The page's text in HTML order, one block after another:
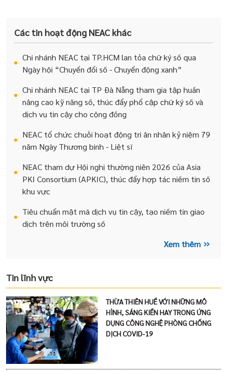
Các tin hoạt động NEAC khác
Chi nhánh NEAC tại TP.HCM lan tỏa chữ ký số qua
Ngày hội “Chuyển đổi số - Chuyển động xanh”
Chi nhánh NEAC tại TP Đà Nẵng tham gia tập huấn
nâng cao kỹ năng số, thúc đẩy phổ cập chữ ký số và
dịch vụ tin cậy cho cộng đồng
NEAC tổ chức chuỗi hoạt động tri ân nhân kỷ niệm 79
năm Ngày Thương binh - Liệt sĩ
NEAC tham dự Hội nghị thường niên 2026 của Asia
PKI Consortium (APKIC), thúc đẩy hợp tác niềm tin số
khu vực
Tiêu chuẩn mật mã dịch vụ tin cậy, tạo niềm tin giao
dịch trên môi trường số
Xem thêm
Tin lĩnh vực
THỪA THIÊN HUẾ VỚI NHỮNG MÔ
HÌNH, SÁNG KIẾN HAY TRONG ỨNG
DỤNG CÔNG NGHỆ PHÒNG CHỐNG
DỊCH COVID-19